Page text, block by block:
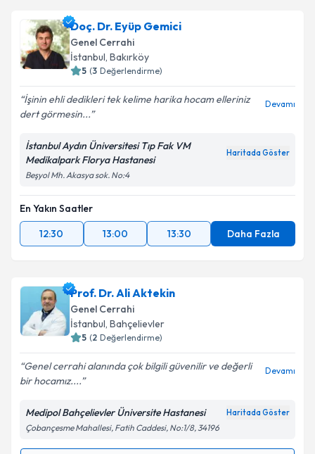
Doç. Dr. Eyüp Gemici
Genel Cerrahi
İstanbul, Bakırköy
5 (3 Değerlendirme)
İşinin ehli dedikleri tek kelime harika hocam elleriniz
dert görmesin...
Devamı
İstanbul Aydın Üniversitesi Tıp Fak VM
Medikalpark Florya Hastanesi
Haritada Göster
Beşyol Mh. Akasya sok. No:4
En Yakın Saatler
12:30
13:00 13:30 Daha Fazla
Prof. Dr. Ali Aktekin
Genel Cerrahi
İstanbul, Bahçelievler
5 (2 Değerlendirme)
Genel cerrahi alanında çok bilgili güvenilir ve değerli
bir hocamız....
Devamı
Medipol Bahçelievler Üniversite Hastanesi Haritada Göster
Çobançesme Mahallesi, Fatih Caddesi, No:1/8, 34196